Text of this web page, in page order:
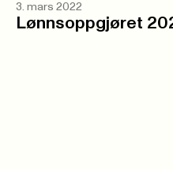
3. mars 2022
Lønnsoppgjøret